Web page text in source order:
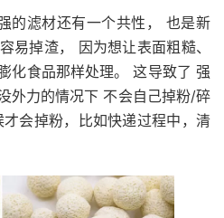
的滤材还有一个共性， 也是新
易掉渣， 因为想让表面粗糙、
化食品那样处理。 这导致了 强
外力的情况下 不会自己掉粉/碎
会掉粉，比如快递过程中，清